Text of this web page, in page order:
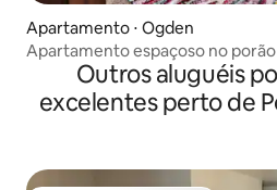
Apartamento ⋅ Ogden
Apartamento espaçoso no
Outros aluguéis
excelentes perto de